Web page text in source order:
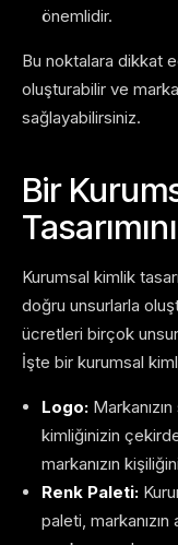
önemlidir.
Bu noktalara dikkat
oluşturabilir ve
sağlayabilirsiniz.
Bir
Kurumsal kimlik
doğru unsurlarla
ücretleri birçok
İşte bir kurumsal
Logo:
kimliğinizin
markanızın
Renk Paleti:
paleti,